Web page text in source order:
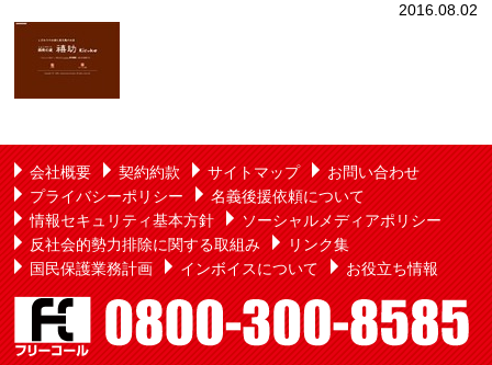
2016.08.02
会社概要 契約約款 サイトマップ
お問い合わせ
プライバシーポリシー
名義後援依頼について
情報セキュリティ基本方針
ソーシャルメディアポリシー
反社会的勢力排除に関する取組み
リンク集
国民保護業務計画
インボイスについて お役立ち情報